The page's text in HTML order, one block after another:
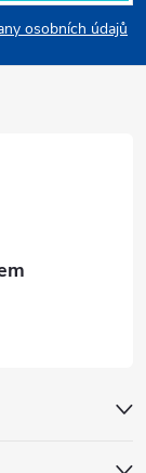
osobních údajů